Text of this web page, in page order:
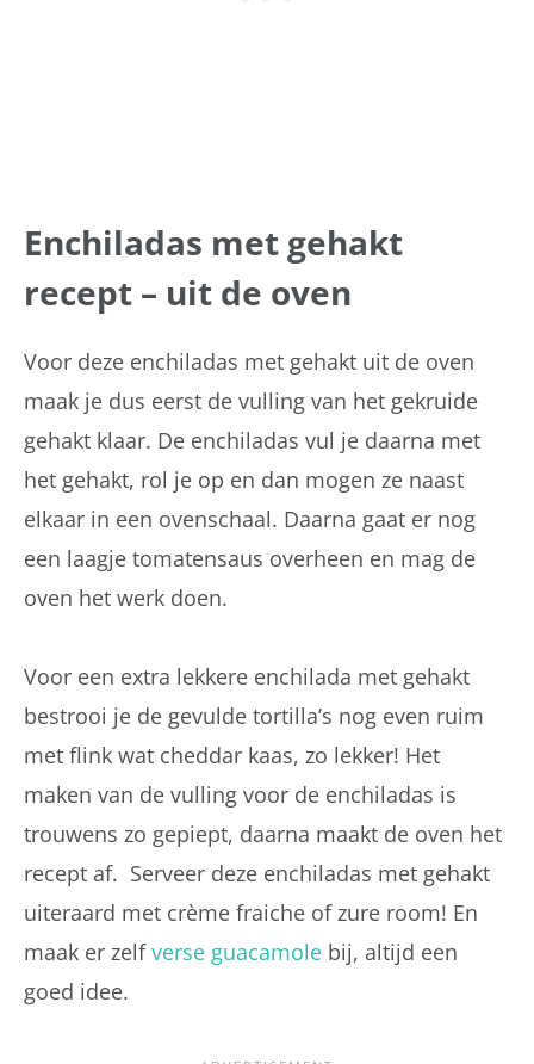
Enchiladas met gehakt
recept – uit de oven
Voor deze enchiladas met gehakt uit de oven
maak je dus eerst de vulling van het gekruide
gehakt klaar. De enchiladas vul je daarna met
het gehakt, rol je op en dan mogen ze naast
elkaar in een ovenschaal. Daarna gaat er nog
een laagje tomatensaus overheen en mag de
oven het werk doen.
Voor een extra lekkere enchilada met gehakt
bestrooi je de gevulde tortilla’s nog even ruim
met flink wat cheddar kaas, zo lekker! Het
maken van de vulling voor de enchiladas is
trouwens zo gepiept, daarna maakt de oven het
recept af. Serveer deze enchiladas met gehakt
uiteraard met crème fraiche of zure room! En
maak er zelfverse guacamole bij, altijd een
goed idee.